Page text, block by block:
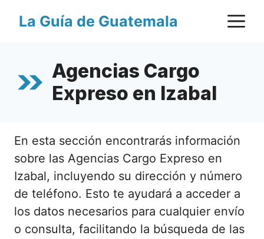
La Guía de Guatemala
Agencias Cargo
Expreso en Izabal
En esta sección encontrarás información
sobre las Agencias Cargo Expreso en
Izabal, incluyendo su dirección y número
de teléfono. Esto te ayudará a acceder a
los datos necesarios para cualquier envío
o consulta, facilitando la búsqueda de las